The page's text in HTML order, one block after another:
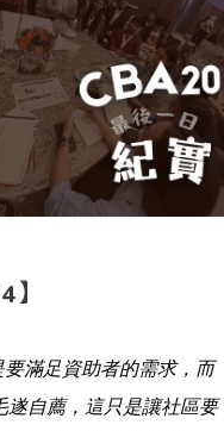
滿足資助者的需求，而
遂自薦，這只是讓社區要